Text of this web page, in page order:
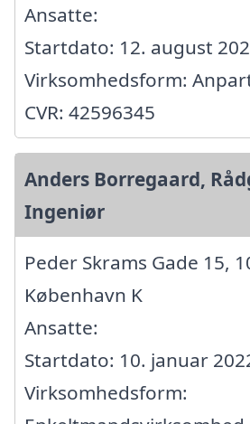
Ansatte:
Startdato: 12. august
Virksomhedsform:
CVR: 42596345
Anders Borregaard,
Ingeniør
Peder Skrams Gade 15,
København K
Ansatte:
Startdato: 10. januar
Virksomhedsform: